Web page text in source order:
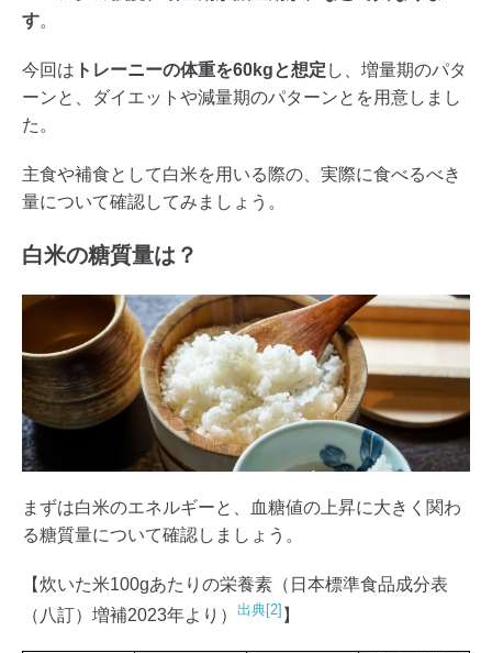
す。
今回は トレーニーの体重を60kgと想定 し、増量期のパタ
ーンと、ダイエットや減量期のパターンとを用意しまし
た。
主食や補食として白米を用いる際の、実際に食べるべき
量について確認してみましょう。
白米の糖質量は？
まずは白米のエネルギーと、血糖値の上昇に大きく関わ
る糖質量について確認しましょう。
【炊いた米100gあたりの栄養素（日本標準食品成分表
（八訂）増補2023年より） 出典[2] 】